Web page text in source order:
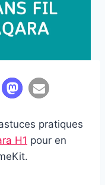
pratiques
H1 pour en